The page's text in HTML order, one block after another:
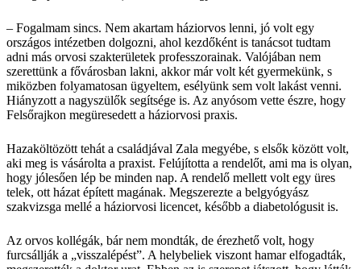
– Fogalmam sincs. Nem akartam háziorvos lenni, jó volt egy
országos intézetben dolgozni, ahol kezdőként is tanácsot tudtam
adni más orvosi szakterületek professzorainak. Valójában nem
szerettünk a fővárosban lakni, akkor már volt két gyermekünk, s
miközben folyamatosan ügyeltem, esélyünk sem volt lakást venni.
Hiányzott a nagyszülők segítsége is. Az anyósom vette észre, hogy
Felsőrajkon megüresedett a háziorvosi praxis.
Hazaköltözött tehát a családjával Zala megyébe, s elsők között volt,
aki meg is vásárolta a praxist. Felújította a rendelőt, ami ma is olyan,
hogy jólesően lép be minden nap. A rendelő mellett volt egy üres
telek, ott házat épített magának. Megszerezte a belgyógyász
szakvizsga mellé a háziorvosi licencet, később a diabetológusit is.
Az orvos kollégák, bár nem mondták, de érezhető volt, hogy
furcsállják a „visszalépést”. A helybeliek viszont hamar elfogadták,